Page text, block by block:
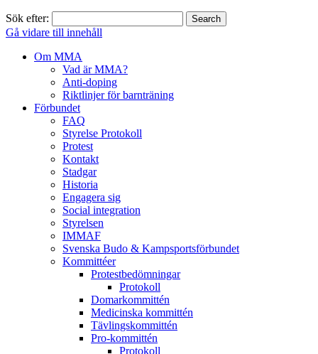
Sök efter:
Gå vidare till innehåll
Om MMA
Vad är MMA?
Anti-doping
Riktlinjer för barnträning
Förbundet
FAQ
Styrelse Protokoll
Protest
Kontakt
Stadgar
Historia
Engagera sig
Social integration
Styrelsen
IMMAF
Svenska Budo & Kampsportsförbundet
Kommittéer
Protestbedömningar
Protokoll
Domarkommittén
Medicinska kommittén
Tävlingskommittén
Pro-kommittén
Protokoll